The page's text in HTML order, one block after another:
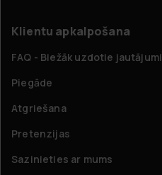
Klientu apkalpošana
FAQ - Biežāk uzdotie jautājumi
Piegāde
Atgriešana
Pretenzijas
Sazinieties ar mums